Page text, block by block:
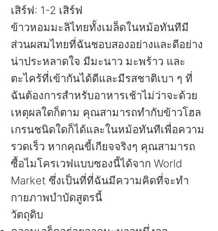
เสิร์ฟ: 1-2 เสิร์ฟ
ข้าวหอมมะลิไทยทั้งเมล็ดในหม้อทันทีมี
ส่วนผสมไทยที่ฉันชอบสองอย่างและดีอย่าง
น่าประหลาดใจ มีมะนาว มะพร้าว และ
ตะไคร้ที่เข้ากันได้ดีและมีรสชาติเบา ๆ ที่
ฉันต้องการสำหรับอาหารเช้าไม่ว่าจะด้วย
เหตุผลใดก็ตาม คุณสามารถทำกับข้าวโฮล
เกรนชนิดใดก็ได้และในหม้อทันทีเพื่อความ
รวดเร็ว หากคุณขี้เกียจจริงๆ คุณสามารถ
ซื้อไมโครเวฟแบบซองนี้ได้จาก World
Market ซึ่งเป็นที่ที่ฉันมีความคิดที่จะทำ
กายภาพบำบัดสูตรนี้
วัตถุดิบ